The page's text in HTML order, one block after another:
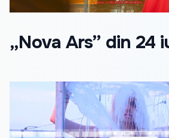
„Nova Ars” din 24